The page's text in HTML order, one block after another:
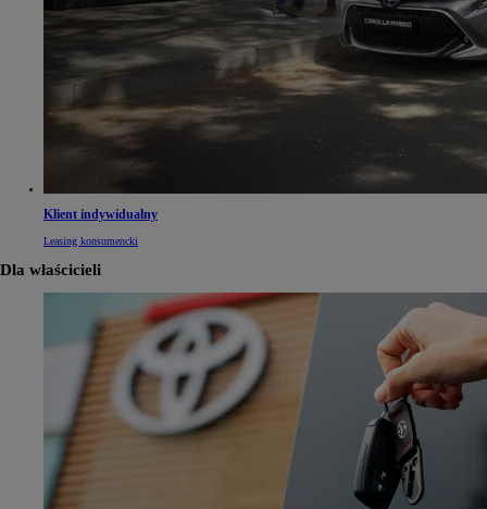
Klient indywidualny
Leasing konsumencki
Dla właścicieli